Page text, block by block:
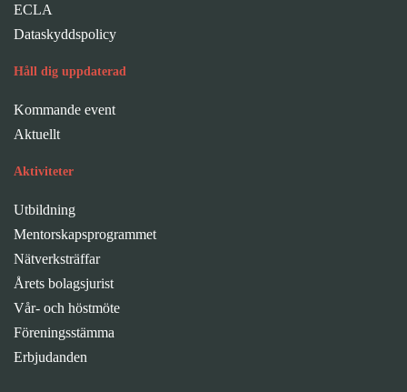
ECLA
Dataskyddspolicy
Håll dig uppdaterad
Kommande event
Aktuellt
Aktiviteter
Utbildning
Mentorskapsprogrammet
Nätverksträffar
Årets bolagsjurist
Vår- och höstmöte
Föreningsstämma
Erbjudanden